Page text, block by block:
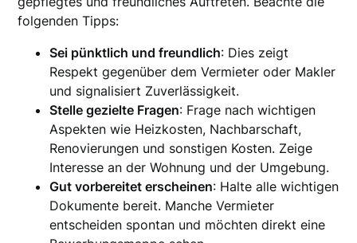
folgenden Tipps:
Sei pünktlich und freundlich: Dies zeigt
Respekt gegenüber dem Vermieter oder Makler
und signalisiert Zuverlässigkeit.
Stelle gezielte Fragen: Frage nach wichtigen
Aspekten wie Heizkosten, Nachbarschaft,
Renovierungen und sonstigen Kosten. Zeige
Interesse an der Wohnung und der Umgebung.
Gut vorbereitet erscheinen: Halte alle wichtigen
Dokumente bereit. Manche Vermieter
entscheiden spontan und möchten direkt eine